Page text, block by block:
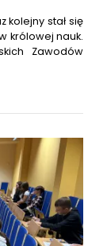
kolejny stał się
królowej nauk.
Zawodów